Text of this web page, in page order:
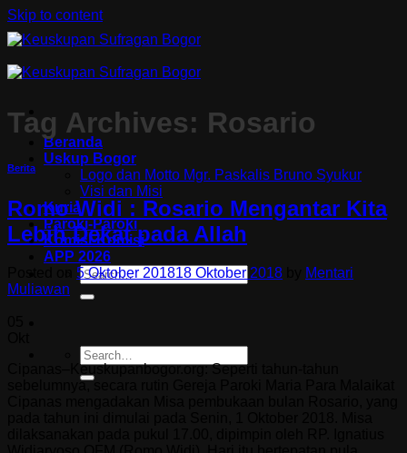
Skip to content
Beranda
Uskup Bogor
Logo dan Motto Mgr. Paskalis Bruno Syukur
Visi dan Misi
Kuria
Paroki-Paroki
Komisi-Komisi
APP 2026
Tag Archives: Rosario
Berita
Romo Widi : Rosario Mengantar Kita
Lebih Dekat pada Allah
5 Oktober 201818 Oktober 2018
Mentari
Muliawan
Cipanas–Keuskupanbogor.org: Seperti tahun-tahun
sebelumnya, secara rutin Gereja Paroki Maria Para Malaikat